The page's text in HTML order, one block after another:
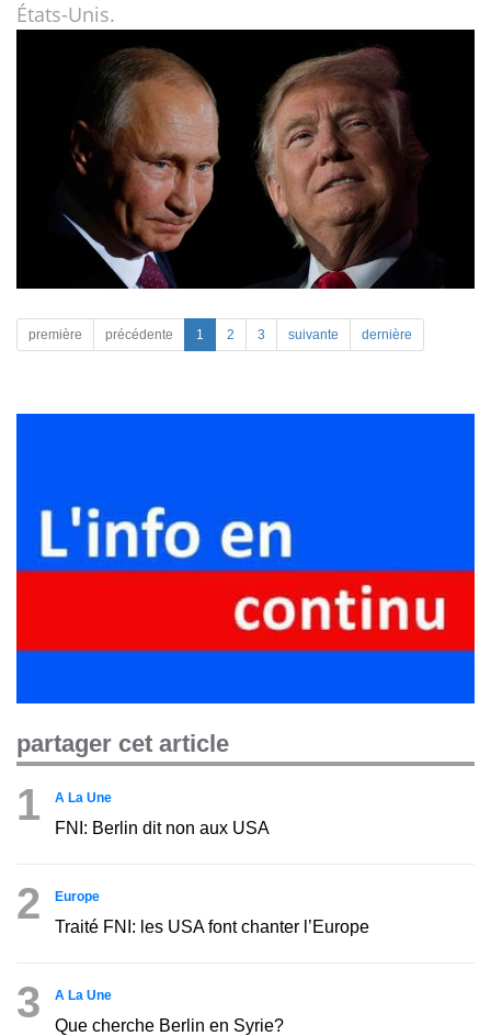
États-Unis.
première précédente 1 2 3 suivante dernière
partager cet article
1 A La Une
FNI: Berlin dit non aux USA
2 Europe
Traité FNI: les USA font chanter l’Europe
3 A La Une
Que cherche Berlin en Syrie?